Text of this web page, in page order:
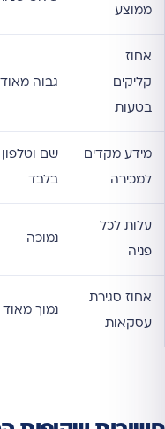
ממוצע
אחוז
קליקים
בטעות
גבוה מאוד
מידע מקדים
למכירה
שם וטלפון
בלבד
עלות לכל
פניה
נמוכה
אחוז סגירת
עסקאות
נמוך מאוד